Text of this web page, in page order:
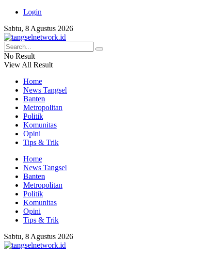
Login
Sabtu, 8 Agustus 2026
No Result
View All Result
Home
News Tangsel
Banten
Metropolitan
Politik
Komunitas
Opini
Tips & Trik
Home
News Tangsel
Banten
Metropolitan
Politik
Komunitas
Opini
Tips & Trik
Sabtu, 8 Agustus 2026